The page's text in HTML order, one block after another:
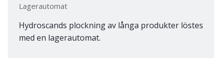
Lagerautomat
Hydroscands plockning av långa produkter löstes
med en lagerautomat.